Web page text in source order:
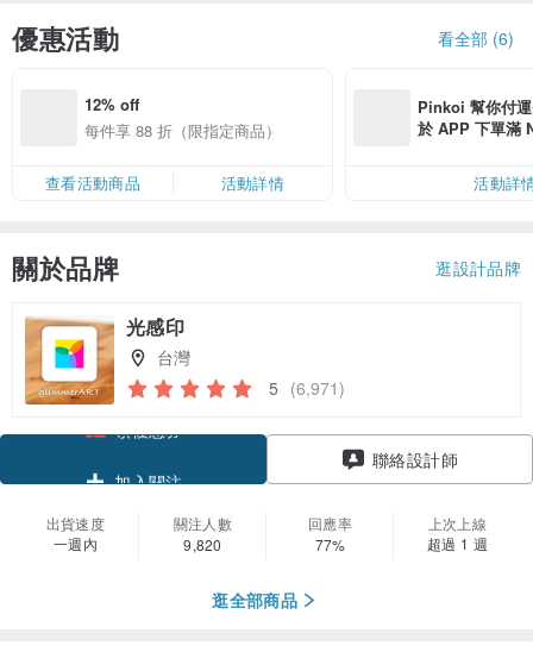
優惠活動 看全部 (6)
12% off
每件享 88 折（限指定商品）
查看活動商品 活動詳情
Pinkoi 幫你付
於 APP 下單滿
活動詳
關於品牌 逛設計品牌
光感印
台灣
5 (6,971)
加入關注
聯絡設計師
出貨速度
一週內
關注人數
9,820
回應率
77%
上次上線
超過 1 週
逛全部商品